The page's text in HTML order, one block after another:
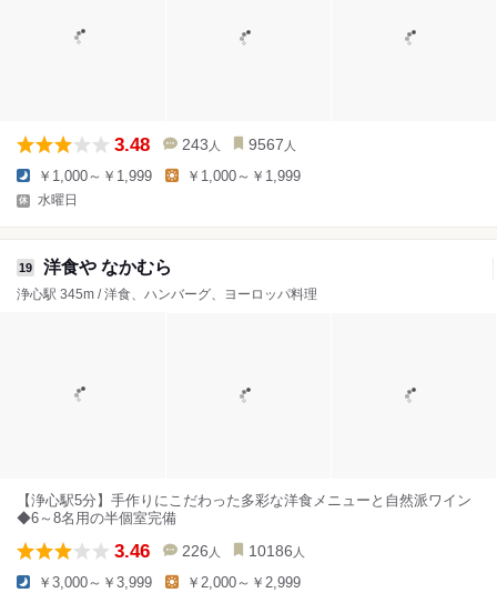
3.48 243 人 9567 人
￥1,000～￥1,999 ￥1,000～￥1,999
水曜日
19 洋食や なかむら
浄心駅 345m / 洋食、ハンバーグ、ヨーロッパ料理
【浄心駅5分】手作りにこだわった多彩な洋食メニューと自然派ワイン
◆6～8名用の半個室完備
3.46 226 人 10186 人
￥3,000～￥3,999 ￥2,000～￥2,999